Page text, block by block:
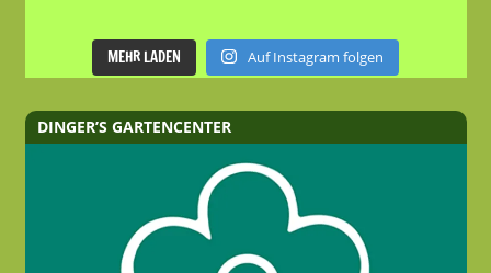
MEHR LADEN Auf Instagram folgen
DINGER’S GARTENCENTER